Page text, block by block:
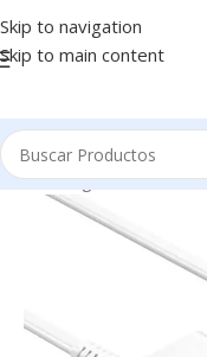
Skip to navigation
Skip to main content
Inicio/Ingresando